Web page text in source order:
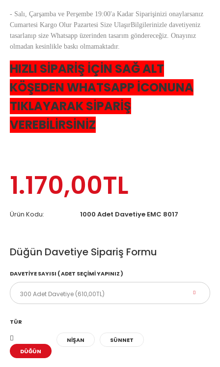
- Salı, Çarşamba ve Perşembe 19:00'a Kadar Siparişinizi onaylarsanız
Cumartesi Kargo Olur Pazartesi Size UlaşırBilgilerinizle davetiyeniz
tasarlanıp size Whatsapp üzerinden tasarım göndereceğiz. Onayınız
olmadan kesinlikle baskı olmamaktadır.
HIZLI SİPARİŞ İÇİN SAĞ ALT
KÖŞEDEN WHATSAPP İCONUNA
TIKLAYARAK SİPARİŞ
VEREBİLİRSİNİZ
1.170,00TL
Ürün Kodu: 1000 Adet Davetiye EMC 8017
Düğün Davetiye Sipariş Formu
DAVETIYE SAYISI ( ADET SEÇIMI YAPINIZ )
TÜR
DÜĞÜN
NİŞAN SÜNNET